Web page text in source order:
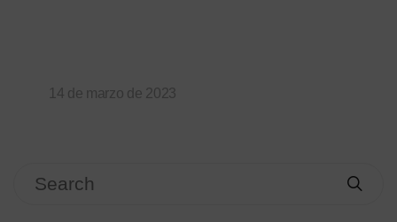
14 de marzo de 2023